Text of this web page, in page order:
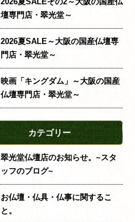
壇専門店・翠光堂～
2026夏SALE～大阪の国産仏壇専
門店・翠光堂～
映画「キングダム」～大阪の国産
仏壇専門店・翠光堂～
カテゴリー
翠光堂仏壇店のお知らせ。~スタ
ッフのブログ~
お仏壇・仏具・仏事に関するこ
と。